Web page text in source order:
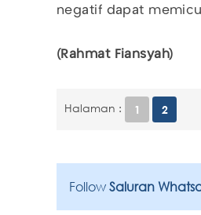
negatif dapat
(Rahmat Fiansyah)
Halaman : 1 2
Follow Saluran